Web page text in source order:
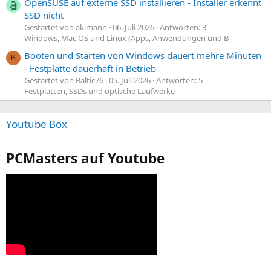
OpenSUSE auf externe SSD installieren - Installer erkennt
SSD nicht
Gestartet von akimann 06. Juli 2026 Antworten: 3
Windows, Mac OS und Linux (Apps, Anwendungen und B
B
Booten und Starten von Windows dauert mehre Minuten
- Festplatte dauerhaft in Betrieb
Gestartet von Baltic76 05. Juli 2026 Antworten: 5
Festplatten, SSDs und optische Laufwerke
Youtube Box
PCMasters auf Youtube